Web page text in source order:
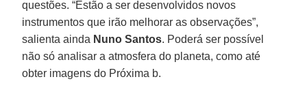
questões. “Estão a ser desenvolvidos novos
instrumentos que irão melhorar as observações”,
salienta ainda Nuno Santos. Poderá ser possível
não só analisar a atmosfera do planeta, como até
obter imagens do Próxima b.